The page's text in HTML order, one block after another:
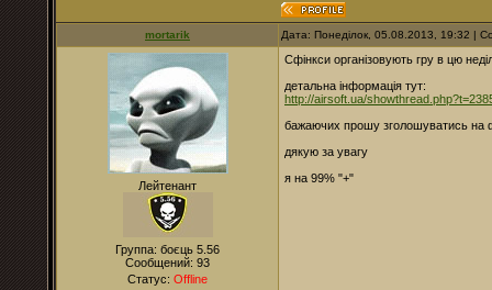
mortarik Дата: Понеділок, 05.08.2013, 19:32 |
Лейтенант
Группа: боєць 5.56
Сообщений: 93
Статус: Offline
Сфінкси організовують гру в цю
детальна інформація тут:
http://airsoft.ua/
бажаючих прошу зголошуватись на
дякую за увагу
я на 99% "+"